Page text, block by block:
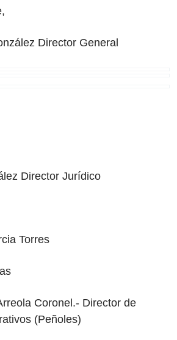
Director General
Director Jurídico
Torres
Coronel.- Director de
(Peñoles)